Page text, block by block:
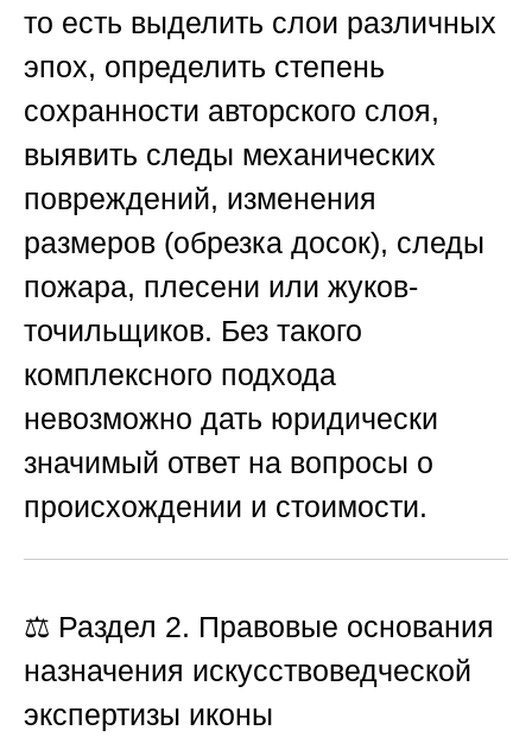
то есть выделить слои различных
эпох, определить степень
сохранности авторского слоя,
выявить следы механических
повреждений, изменения
размеров (обрезка досок), следы
пожара, плесени или жуков-
точильщиков. Без такого
комплексного подхода
невозможно дать юридически
значимый ответ на вопросы о
происхождении и стоимости.
⚖️ Раздел 2. Правовые основания
назначения искусствоведческой
экспертизы иконы